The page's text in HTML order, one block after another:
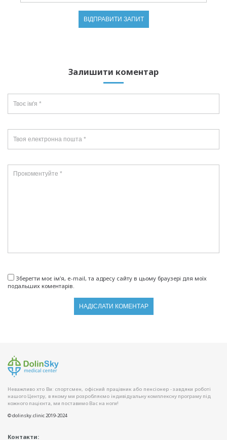
Залишити коментар
Зберегти моє ім'я, e-mail, та адресу сайту в цьому браузері для моїх
подальших коментарів.
Неважливо хто Ви: спортсмен, офісний працівник або пенсіонер - завдяки роботі
нашого Центру, в якому ми розробляємо індивідуальну комплексну програму під
кожного пацієнта, ми поставимо Вас на ноги!
© dolinsky.clinic 2019-2024
Контакти: